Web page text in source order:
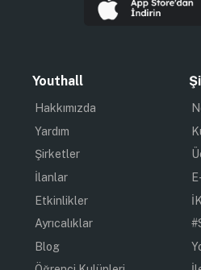
Youthall
Hakkımızda
Yardım
Şirketler
İlanlar
Etkinlikler
Ayrıcalıklar
Blog